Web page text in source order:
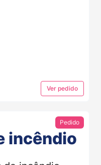
Ver pedido
Pedido
incêndio